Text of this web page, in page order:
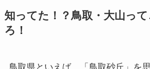
知ってた！？鳥取・大山っ
ろ！
鳥取県といえば、「鳥取砂丘」を